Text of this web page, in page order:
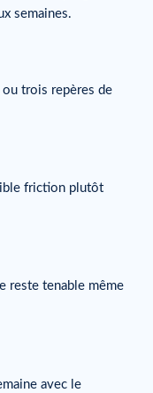
semaines.
ou trois repères de
friction plutôt
reste tenable même
avec le